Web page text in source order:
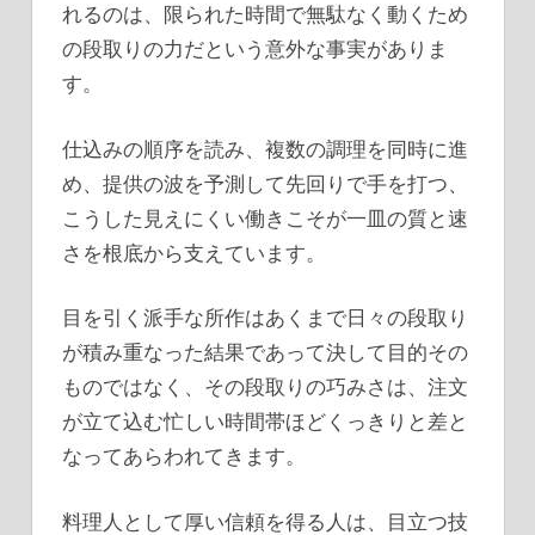
れるのは、限られた時間で無駄なく動くため
の段取りの力だという意外な事実がありま
す。
仕込みの順序を読み、複数の調理を同時に進
め、提供の波を予測して先回りで手を打つ、
こうした見えにくい働きこそが一皿の質と速
さを根底から支えています。
目を引く派手な所作はあくまで日々の段取り
が積み重なった結果であって決して目的その
ものではなく、その段取りの巧みさは、注文
が立て込む忙しい時間帯ほどくっきりと差と
なってあらわれてきます。
料理人として厚い信頼を得る人は、目立つ技